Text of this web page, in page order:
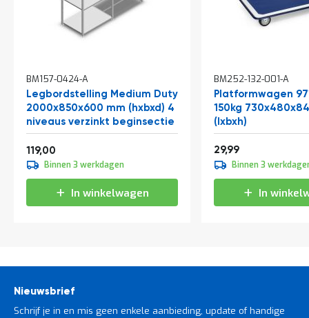
BM157-0424-A
Legbordstelling Medium Duty
2000x850x600 mm (hxbxd) 4
niveaus verzinkt beginsectie
Vanaf
119,00
Binnen 3 werkdagen
In winkelwagen
BM252-132-001-A
Platformwagen
150kg
(lxbxh)
29,99
winkelwagen
Binnen 3
In
Nieuwsbrief
Schrijf je in en mis geen enkele aanbieding, update of handige